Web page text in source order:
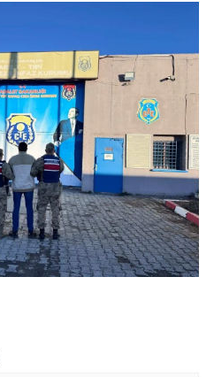
Kars
Kastamonu
Kırklareli
Kırşehir
Kocaeli
Konya